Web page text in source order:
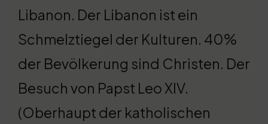
Libanon. Der Libanon ist ein
Schmelztiegel der Kulturen. 40%
der Bevölkerung sind Christen. Der
Besuch von Papst Leo XIV.
(Oberhaupt der katholischen